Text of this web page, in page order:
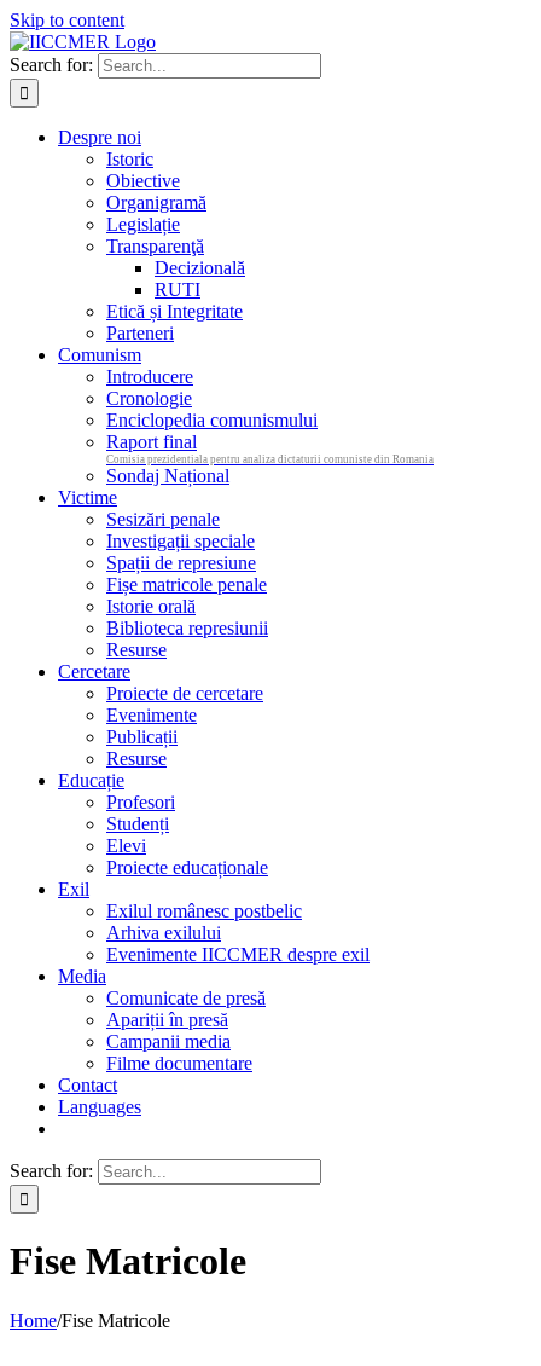
Skip to content
Search for:
Despre noi
Istoric
Obiective
Organigramă
Legislație
Transparenţă
Decizională
RUTI
Etică și Integritate
Parteneri
Comunism
Introducere
Cronologie
Enciclopedia comunismului
Raport final
Comisia prezidentiala pentru analiza dictaturii comuniste din Romania
Sondaj Național
Victime
Sesizări penale
Investigații speciale
Spații de represiune
Fișe matricole penale
Istorie orală
Biblioteca represiunii
Resurse
Cercetare
Proiecte de cercetare
Evenimente
Publicații
Resurse
Educație
Profesori
Studenți
Elevi
Proiecte educaționale
Exil
Exilul românesc postbelic
Arhiva exilului
Evenimente IICCMER despre exil
Media
Comunicate de presă
Apariții în presă
Campanii media
Filme documentare
Contact
Languages
Search for:
Fise Matricole
Home/Fise Matricole